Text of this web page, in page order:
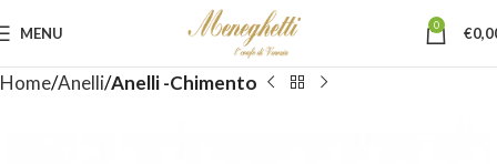
MENU 0 €
Home Anelli Anelli -Chimento